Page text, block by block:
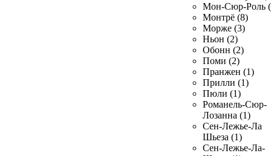
Мон-Сюр-Роль
Монтрё (8)
Морже (3)
Ньон (2)
Обонн (2)
Поми (2)
Пранжен (1)
Прилли (1)
Пюли (1)
Романель-Сюр-
Лозанна (1)
Сен-Лежье-Ла
Шьеза (1)
Сен-Лежье-Ла-